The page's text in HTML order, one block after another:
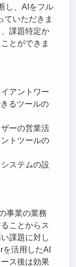
し、AIをフル
ていただきま
課題特定か
とができま
アントワー
るツールの
ーの営業活
トツールの
ステムの設
事業の業務
ことからス
課題に対し
活用したAI
ス後は効果